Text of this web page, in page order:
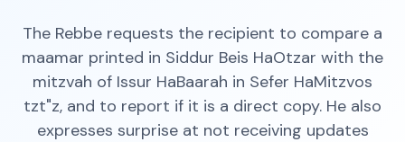
The Rebbe requests the recipient to compare a
maamar printed in Siddur Beis HaOtzar with the
mitzvah of Issur HaBaarah in Sefer HaMitzvos
tzt"z, and to report if it is a direct copy. He also
expresses surprise at not receiving updates